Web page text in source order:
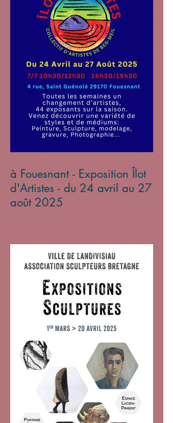
à Fouesnant - Exposition Îlot
d'Artistes - du 24 avril au 27
août 2025